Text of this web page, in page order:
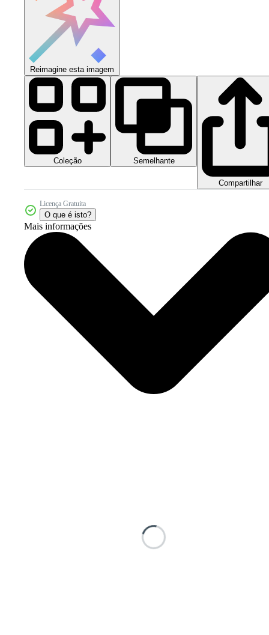
Reimagine esta imagem
Coleção Semelhante
Compartilhar
Licença Gratuita
O que é isto?
Mais informações